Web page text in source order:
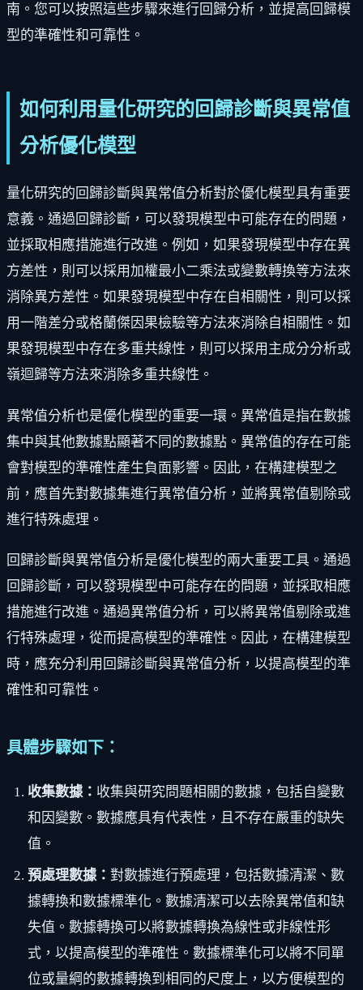
南。您可以按照這些步驟來進行回歸分析，並提高回歸模
型的準確性和可靠性。
如何利用量化研究的回歸診斷與異常值
分析優化模型
量化研究的回歸診斷與異常值分析對於優化模型具有重要
意義。通過回歸診斷，可以發現模型中可能存在的問題，
並採取相應措施進行改進。例如，如果發現模型中存在異
方差性，則可以採用加權最小二乘法或變數轉換等方法來
消除異方差性。如果發現模型中存在自相關性，則可以採
用一階差分或格蘭傑因果檢驗等方法來消除自相關性。如
果發現模型中存在多重共線性，則可以採用主成分分析或
嶺迴歸等方法來消除多重共線性。
異常值分析也是優化模型的重要一環。異常值是指在數據
集中與其他數據點顯著不同的數據點。異常值的存在可能
會對模型的準確性產生負面影響。因此，在構建模型之
前，應首先對數據集進行異常值分析，並將異常值剔除或
進行特殊處理。
回歸診斷與異常值分析是優化模型的兩大重要工具。通過
回歸診斷，可以發現模型中可能存在的問題，並採取相應
措施進行改進。通過異常值分析，可以將異常值剔除或進
行特殊處理，從而提高模型的準確性。因此，在構建模型
時，應充分利用回歸診斷與異常值分析，以提高模型的準
確性和可靠性。
具體步驟如下：
收集數據： 收集與研究問題相關的數據，包括自變數
和因變數。數據應具有代表性，且不存在嚴重的缺失
值。
預處理數據： 對數據進行預處理，包括數據清潔、數
據轉換和數據標準化。數據清潔可以去除異常值和缺
失值。數據轉換可以將數據轉換為線性或非線性形
式，以提高模型的準確性。數據標準化可以將不同單
位或量綱的數據轉換到相同的尺度上，以方便模型的